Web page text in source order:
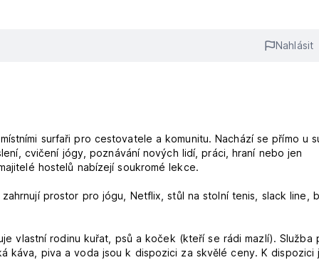
Nahlásit
surfaři pro cestovatele a komunitu. Nachází se přímo u
cvičení jógy, poznávání nových lidí, práci, hraní nebo jen
hostelů nabízejí soukromé lekce.
prostor pro jógu, Netflix, stůl na stolní tenis, slack line,
vlastní rodinu kuřat, psů a koček (kteří se rádi mazlí). Služba
káva, piva a voda jsou k dispozici za skvělé ceny. K dispozici